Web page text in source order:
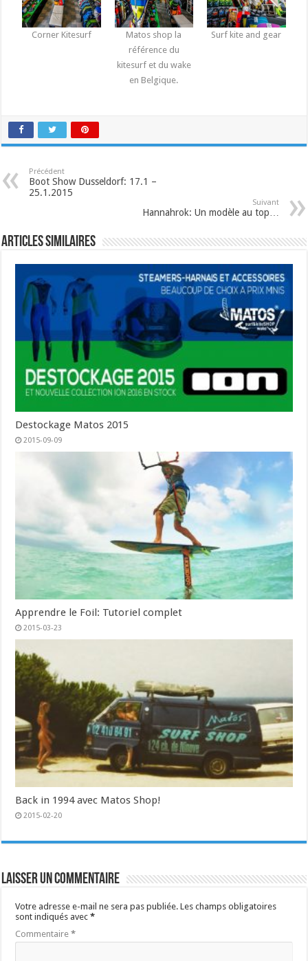
Corner Kitesurf
Matos shop la
référence du
kitesurf et du wake
en Belgique.
Surf kite and gear
Précédent
Boot Show Dusseldorf: 17.1 –
25.1.2015
Suivant
Hannahrok: Un modèle au top…
Articles similaires
Destockage Matos 2015
2015-09-09
Apprendre le Foil: Tutoriel complet
2015-03-23
Back in 1994 avec Matos Shop!
2015-02-20
Laisser un commentaire
Votre adresse e-mail ne sera pas publiée. Les champs obligatoires
sont indiqués avec*
Commentaire*